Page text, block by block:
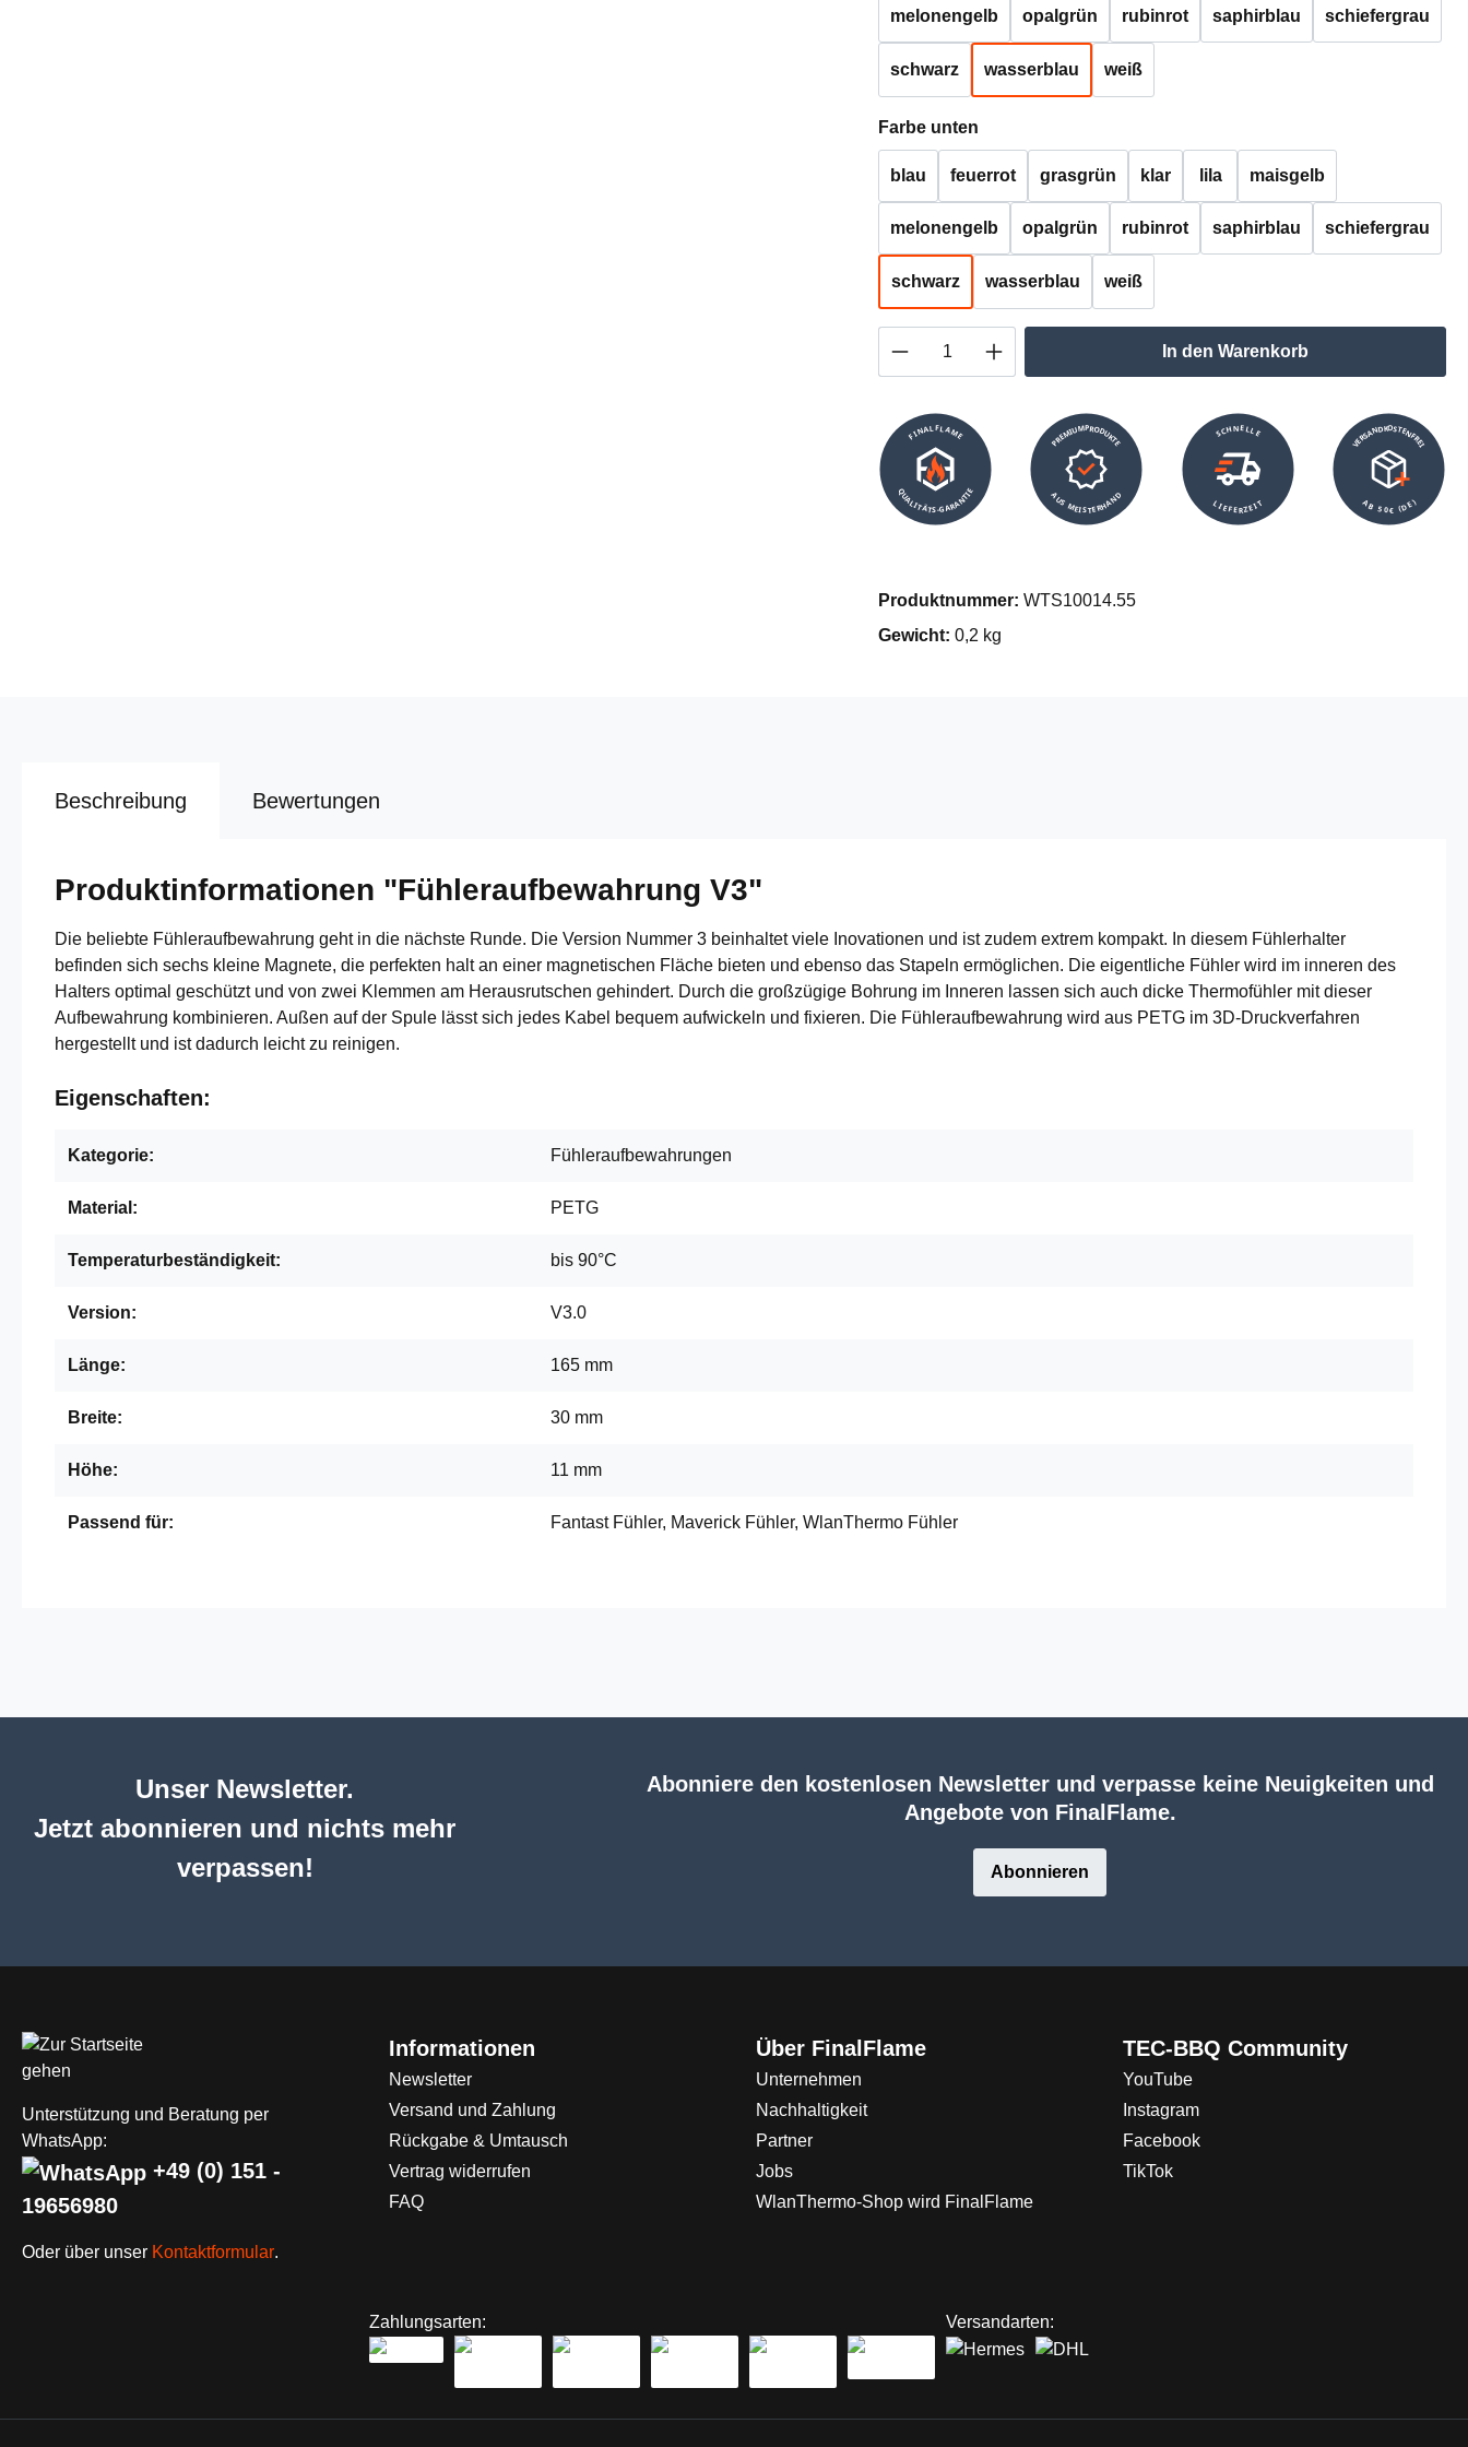
melonengelb opalgrün rubinrot saphirblau schiefergrau
schwarz wasserblau weiß
Farbe unten
blau feuerrot grasgrün klar lila maisgelb
melonengelb opalgrün rubinrot saphirblau schiefergrau
schwarz wasserblau weiß
Produkt Anzahl: Gib den gewünschten Wert ein
In den Warenkorb
FINALFLAME
QUALITÄTS-GARANTIE
PREMIUMPRODUKTE
AUS MEISTERHAND
SCHNELLE
LIEFERZEIT
VERSANDKOSTENFREI
AB 50€ (DE)
Produktnummer: WTS10014.55
Gewicht: 0,2 kg
Beschreibung Bewertungen
Produktinformationen "Fühleraufbewahrung V3"
Die beliebte Fühleraufbewahrung geht in die nächste Runde. Die Version Nummer 3 beinhaltet viele Inovationen und ist zudem extrem kompakt. In diesem Fühlerhalter
befinden sich sechs kleine Magnete, die perfekten halt an einer magnetischen Fläche bieten und ebenso das Stapeln ermöglichen. Die eigentliche Fühler wird im inneren des
Halters optimal geschützt und von zwei Klemmen am Herausrutschen gehindert. Durch die großzügige Bohrung im Inneren lassen sich auch dicke Thermofühler mit dieser
Aufbewahrung kombinieren. Außen auf der Spule lässt sich jedes Kabel bequem aufwickeln und fixieren. Die Fühleraufbewahrung wird aus PETG im 3D-Druckverfahren
hergestellt und ist dadurch leicht zu reinigen.
Eigenschaften:
Kategorie: Fühleraufbewahrungen
Material: PETG
Temperaturbeständigkeit: bis 90°C
Version: V3.0
Länge: 165 mm
Breite: 30 mm
Höhe: 11 mm
Passend für: Fantast Fühler, Maverick Fühler, WlanThermo Fühler
Unser Newsletter.
Jetzt abonnieren und nichts mehr
verpassen!
Abonniere den kostenlosen Newsletter und verpasse keine Neuigkeiten und
Angebote von FinalFlame.
Abonnieren
Unterstützung und Beratung per
WhatsApp:
+49 (0) 151 -
19656980
Oder über unser Kontaktformular.
Informationen
Newsletter
Versand und Zahlung
Rückgabe & Umtausch
Vertrag widerrufen
FAQ
Über FinalFlame
Unternehmen
Nachhaltigkeit
Partner
Jobs
WlanThermo-Shop wird FinalFlame
TEC-BBQ Community
YouTube
Instagram
Facebook
TikTok
Zahlungsarten: Versandarten: